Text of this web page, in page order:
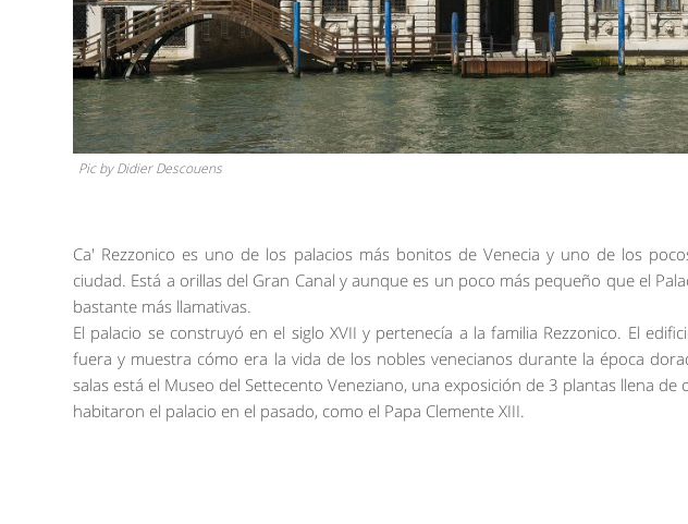
Pic by Didier Descouens
Ca' Rezzonico es uno de los palacios más bonitos de Venecia y uno de los
ciudad. Está a orillas del Gran Canal y aunque es un poco más pequeño que el
bastante más llamativas.
El palacio se construyó en el siglo XVII y pertenecía a la familia Rezzonico. El
fuera y muestra cómo era la vida de los nobles venecianos durante la época
salas está el Museo del Settecento Veneziano, una exposición de 3 plantas llena
habitaron el palacio en el pasado, como el Papa Clemente XIII.